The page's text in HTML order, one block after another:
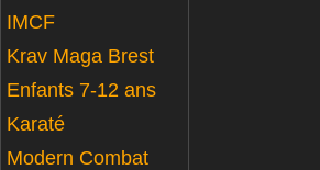
IMCF
Krav Maga Brest
Enfants 7-12 ans
Karaté
Modern Combat